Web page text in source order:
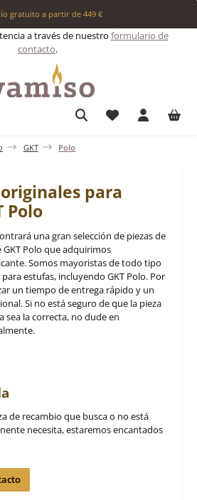
gratuito a partir de 449 €
a través de nuestro formulario de
contacto.
Tienes 0
GKT Polo
para
Polo
una gran selección de piezas de
Polo que adquirimos
Somos mayoristas de todo tipo
estufas, incluyendo GKT Polo. Por
un tiempo de entrega rápido y un
Si no está seguro de que la pieza
sea la correcta, no dude en
de recambio que busca o no está
necesita, estaremos encantados